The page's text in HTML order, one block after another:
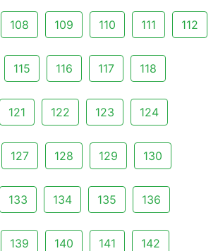
108 109 110 111 112
115 116 117 118
121 122 123 124
127 128 129 130
133 134 135 136
139 140 141 142